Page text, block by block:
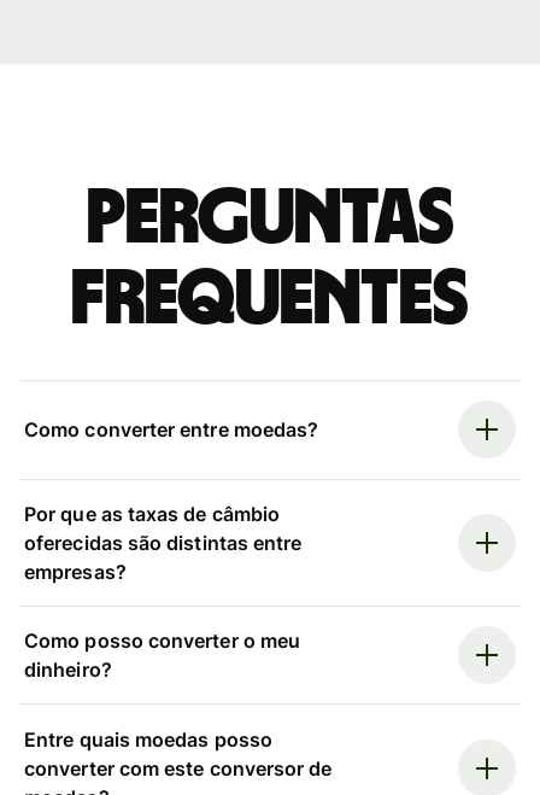
Perguntas
frequentes
Como converter entre moedas?
Por que as taxas de câmbio
oferecidas são distintas entre
empresas?
Como posso converter o meu
dinheiro?
Entre quais moedas posso
converter com este conversor de